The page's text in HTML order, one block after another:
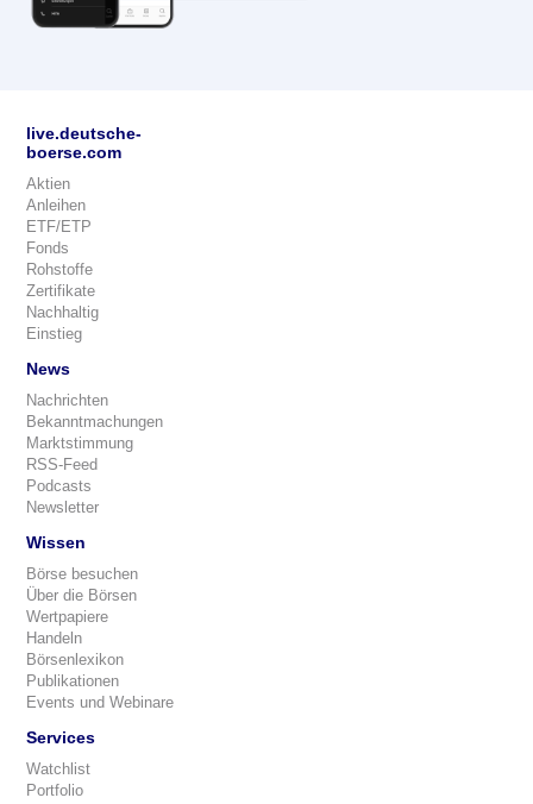
live.deutsche-
boerse.com
Aktien
Anleihen
ETF/ETP
Fonds
Rohstoffe
Zertifikate
Nachhaltig
Einstieg
News
Nachrichten
Bekanntmachungen
Marktstimmung
RSS-Feed
Podcasts
Newsletter
Wissen
Börse besuchen
Über die Börsen
Wertpapiere
Handeln
Börsenlexikon
Publikationen
Events und Webinare
Services
Watchlist
Portfolio